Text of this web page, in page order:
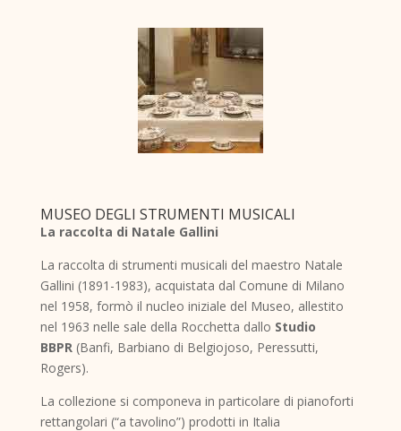
MUSEO DEGLI STRUMENTI MUSICALI
La raccolta di Natale Gallini
La raccolta di strumenti musicali del maestro Natale
Gallini (1891-1983), acquistata dal Comune di Milano
nel 1958, formò il nucleo iniziale del Museo, allestito
nel 1963 nelle sale della Rocchetta dallo Studio
BBPR (Banfi, Barbiano di Belgiojoso, Peressutti,
Rogers).
La collezione si componeva in particolare di pianoforti
rettangolari (“a tavolino”) prodotti in Italia